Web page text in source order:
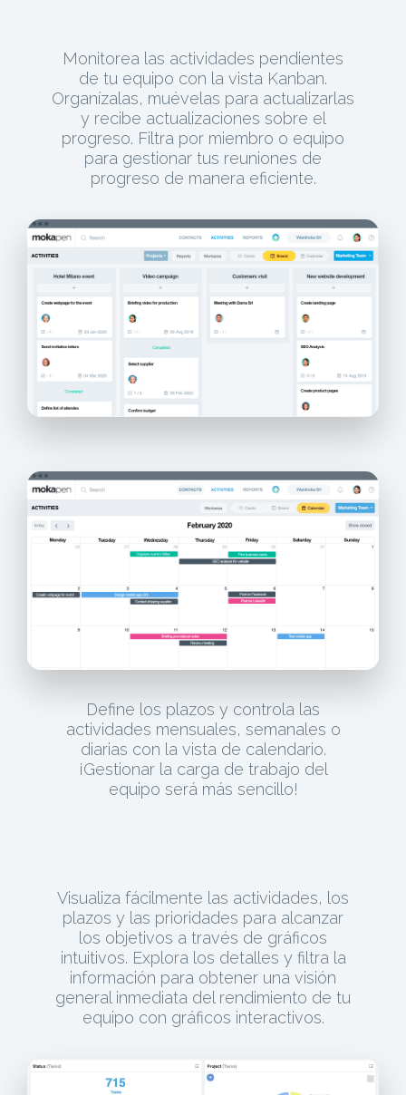
Monitorea las actividades pendientes
de tu equipo con la vista Kanban.
Organízalas, muévelas para actualizarlas
y recibe actualizaciones sobre el
progreso. Filtra por miembro o equipo
para gestionar tus reuniones de
progreso de manera eficiente.
Define los plazos y controla las
actividades mensuales, semanales o
diarias con la vista de calendario.
¡Gestionar la carga de trabajo del
equipo será más sencillo!
Visualiza fácilmente las actividades, los
plazos y las prioridades para alcanzar
los objetivos a través de gráficos
intuitivos. Explora los detalles y filtra la
información para obtener una visión
general inmediata del rendimiento de tu
equipo con gráficos interactivos.